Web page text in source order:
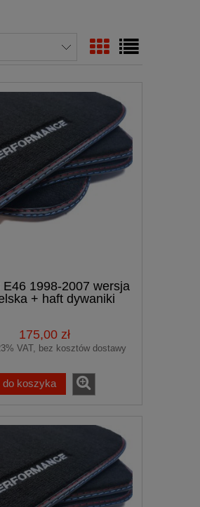
E46 1998-2007 wersja
+ haft dywaniki
175,00 zł
VAT, bez kosztów dostawy
do koszyka